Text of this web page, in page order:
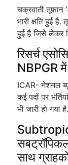
चक्रवाती तूफान
भारी क्षति हुई
हुई है जिसे लेकर
रिसर्च
NBPGR
ICAR- नेशनल
कई पदों पर
भी जारी हो
साथ